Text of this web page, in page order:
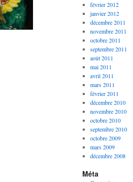
février 2012
janvier 2012
décembre 2011
novembre 2011
octobre 2011
septembre 2011
août 2011
mai 2011
avril 2011
mars 2011
février 2011
décembre 2010
novembre 2010
octobre 2010
septembre 2010
octobre 2009
mars 2009
décembre 2008
Méta